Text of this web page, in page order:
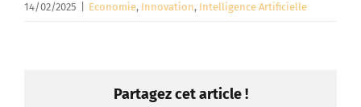
14/02/2025 Economie, Innovation, Intelligence Artificielle
Partagez cet article !